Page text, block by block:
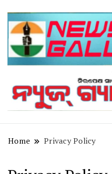
Home Privacy Policy